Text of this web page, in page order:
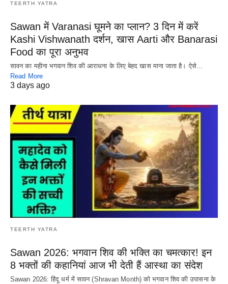
TEERTH YATRA
Sawan में Varanasi घूमने का प्लान? 3 दिन में करें
Kashi Vishwanath दर्शन, खास Aarti और Banarasi
Food का पूरा अनुभव
सावन का महीना भगवान शिव की आराधना के लिए बेहद खास माना जाता है। ऐसे…
Read More
3 days ago
TEERTH YATRA
Sawan 2026: भगवान शिव की भक्ति का चमत्कार! इन
8 भक्तों की कहानियां आज भी देती हैं आस्था का संदेश
Sawan 2026: हिंदू धर्म में सावन (Shravan Month) को भगवान शिव की उपासना के